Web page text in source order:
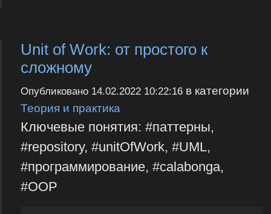
Unit of Work: от простого к
сложному
Опубликовано 14.02.2022 10:22:16в категории
Теория и практика
Ключевые понятия: #паттерны,
#repository, #unitOfWork, #UML,
#программирование, #calabonga,
#OOP